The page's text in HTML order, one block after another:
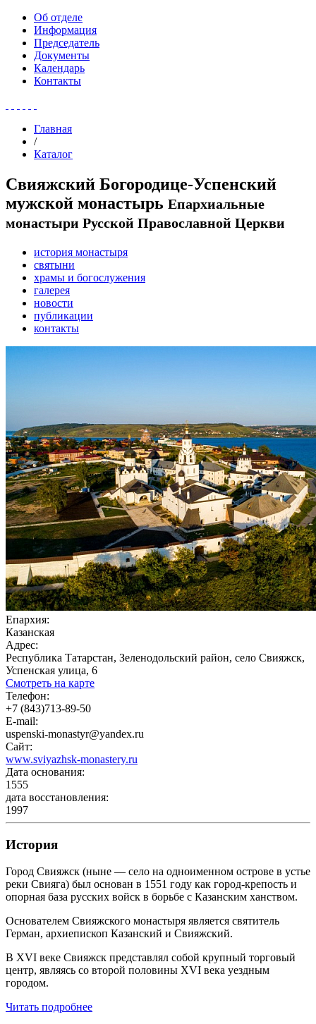
Об отделе
Информация
Председатель
Документы
Календарь
Контакты
Главная
/
Каталог
Свияжский Богородице-Успенский
мужской монастырь Епархиальные
монастыри Русской Православной Церкви
история монастыря
святыни
храмы и богослужения
галерея
новости
публикации
контакты
Епархия:
Казанская
Адрес:
Республика Татарстан, Зеленодольский район, село Свияжск,
Успенская улица, 6
Смотреть на карте
Телефон:
+7 (843)713-89-50
E-mail:
uspenski-monastyr@yandex.ru
Сайт:
www.sviyazhsk-monastery.ru
Дата основания:
1555
дата восстановления:
1997
История
Город Свияжск (ныне — село на одноименном острове в устье
реки Свияга) был основан в 1551 году как город-крепость и
опорная база русских войск в борьбе с Казанским ханством.
Основателем Свияжского монастыря является святитель
Герман, архиепископ Казанский и Свияжский.
В XVI веке Свияжск представлял собой крупный торговый
центр, являясь со второй половины XVI века уездным
городом.
Читать подробнее